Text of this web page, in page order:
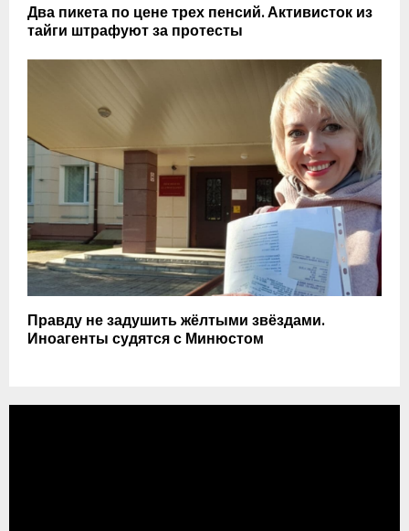
Два пикета по цене трех пенсий. Активисток из
тайги штрафуют за протесты
Правду не задушить жёлтыми звёздами.
Иноагенты судятся с Минюстом